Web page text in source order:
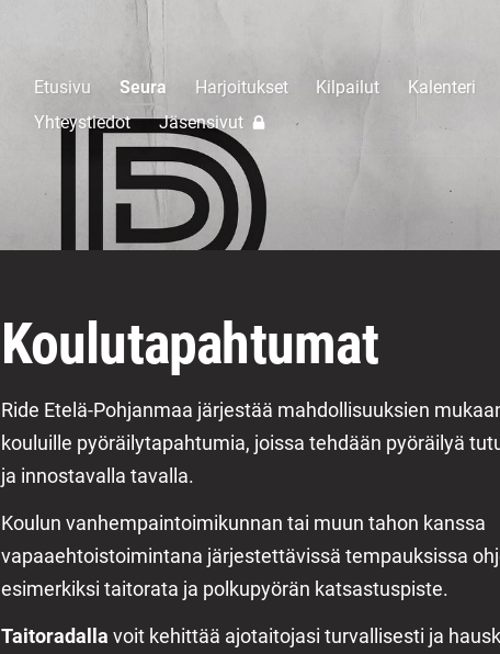
Etusivu Seura Harjoitukset Kilpailut Kalenteri
Yhteystiedot
Jäsensivut
Koulutapahtumat
Ride Etelä-Pohjanmaa järjestää mahdollisuuksien
kouluille pyöräilytapahtumia, joissa tehdään pyöräilyä
ja innostavalla tavalla.
Koulun vanhempaintoimikunnan tai muun tahon kanssa
vapaaehtoistoimintana järjestettävissä tempauksissa
esimerkiksi taitorata ja polkupyörän katsastuspiste.
Taitoradalla voit kehittää ajotaitojasi turvallisesti ja